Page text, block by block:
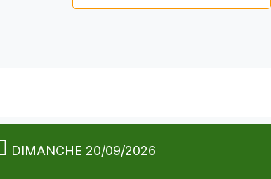
DIMANCHE 20/09/2026